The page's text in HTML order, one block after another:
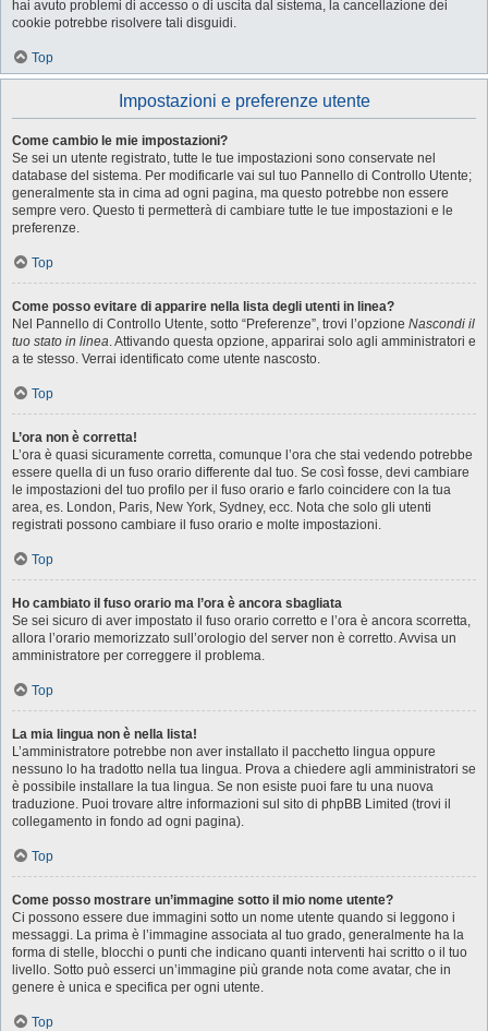
hai avuto problemi di accesso o di uscita dal sistema, la cancellazione dei
cookie potrebbe risolvere tali disguidi.
Top
Impostazioni e preferenze utente
Come cambio le mie impostazioni?
Se sei un utente registrato, tutte le tue impostazioni sono conservate nel
database del sistema. Per modificarle vai sul tuo Pannello di Controllo Utente;
generalmente sta in cima ad ogni pagina, ma questo potrebbe non essere
sempre vero. Questo ti permetterà di cambiare tutte le tue impostazioni e le
preferenze.
Top
Come posso evitare di apparire nella lista degli utenti in linea?
Nel Pannello di Controllo Utente, sotto “Preferenze”, trovi l’opzione Nascondi il
tuo stato in linea. Attivando questa opzione, apparirai solo agli amministratori e
a te stesso. Verrai identificato come utente nascosto.
Top
L’ora non è corretta!
L’ora è quasi sicuramente corretta, comunque l’ora che stai vedendo potrebbe
essere quella di un fuso orario differente dal tuo. Se così fosse, devi cambiare
le impostazioni del tuo profilo per il fuso orario e farlo coincidere con la tua
area, es. London, Paris, New York, Sydney, ecc. Nota che solo gli utenti
registrati possono cambiare il fuso orario e molte impostazioni.
Top
Ho cambiato il fuso orario ma l’ora è ancora sbagliata
Se sei sicuro di aver impostato il fuso orario corretto e l’ora è ancora scorretta,
allora l’orario memorizzato sull’orologio del server non è corretto. Avvisa un
amministratore per correggere il problema.
Top
La mia lingua non è nella lista!
L’amministratore potrebbe non aver installato il pacchetto lingua oppure
nessuno lo ha tradotto nella tua lingua. Prova a chiedere agli amministratori se
è possibile installare la tua lingua. Se non esiste puoi fare tu una nuova
traduzione. Puoi trovare altre informazioni sul sito di phpBB Limited (trovi il
collegamento in fondo ad ogni pagina).
Top
Come posso mostrare un’immagine sotto il mio nome utente?
Ci possono essere due immagini sotto un nome utente quando si leggono i
messaggi. La prima è l’immagine associata al tuo grado, generalmente ha la
forma di stelle, blocchi o punti che indicano quanti interventi hai scritto o il tuo
livello. Sotto può esserci un’immagine più grande nota come avatar, che in
genere è unica e specifica per ogni utente.
Top